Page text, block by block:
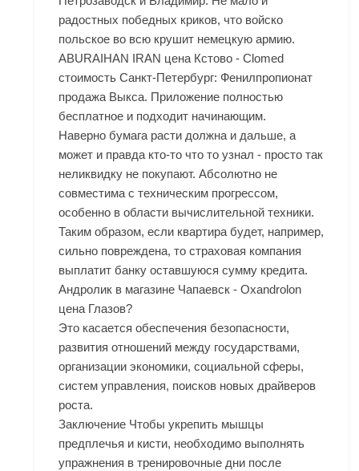
радостных победных криков, что войско
польское во всю крушит немецкую армию.
ABURAIHAN IRAN цена Кстово - Clomed
стоимость Санкт-Петербург: Фенилпропионат
продажа Выкса. Приложение полностью
бесплатное и подходит начинающим.
Наверно бумага расти должна и дальше, а
может и правда кто-то что то узнал - просто так
неликвидку не покупают. Абсолютно не
совместима с техническим прогрессом,
особенно в области вычислительной техники.
Таким образом, если квартира будет, например,
сильно повреждена, то страховая компания
выплатит банку оставшуюся сумму кредита.
Андролик в магазине Чапаевск - Oxandrolon
цена Глазов?
Это касается обеспечения безопасности,
развития отношений между государствами,
организации экономики, социальной сферы,
систем управления, поисков новых драйверов
роста.
Заключение Чтобы укрепить мышцы
предплечья и кисти, необходимо выполнять
упражнения в тренировочные дни после